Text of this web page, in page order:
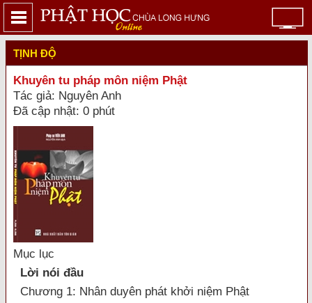
TỊNH ĐỘ
Khuyên tu pháp môn niệm Phật
Tác giả: Nguyên Anh
Đã cập nhật: 0 phút
Mục lục
Lời nói đầu
Chương 1: Nhân duyên phát khởi niệm Phật